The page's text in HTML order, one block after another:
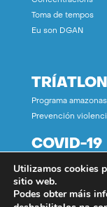
Toma de tempos
Eu son DGAN
Programa amazonas
Prevención
COVID-19
Utilizamos cookies
sitio web.
Podes obter máis